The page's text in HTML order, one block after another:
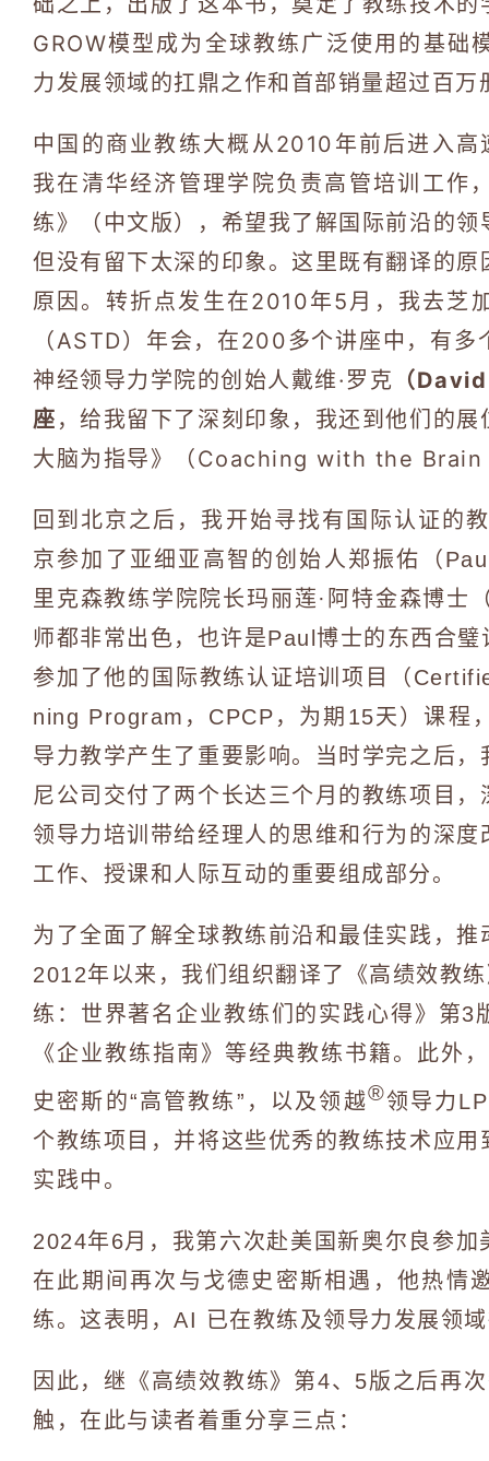
GROW模型成为全球教练广泛使用的基础
力发展领域的扛鼎之作和首部销量超过百万
中国的商业教练大概从2010年前后进入
我在清华经济管理学院负责高管培训工作
练》（中文版），希望我了解国际前沿的
但没有留下太深的印象。这里既有翻译的
原因。转折点发生在2010年5月，我去芝
（ASTD）年会，在200多个讲座中，有
神经领导力学院的创始人戴维·罗克 （
座 ，给我留下了深刻印象，我还到他们的
大脑为指导》（Coaching with the
回到北京之后，我开始寻找有国际认证的
京参加了亚细亚高智的创始人郑振佑（
里克森教练学院院长玛丽莲·阿特金森博士
师都非常出色，也许是Paul博士的东西合
参加了他的国际教练认证培训项目（
ning Program，CPCP，为期15天）课程
导力教学产生了重要影响。当时学完之后
尼公司交付了两个长达三个月的教练项目
领导力培训带给经理人的思维和行为的深
工作、授课和人际互动的重要组成部分。
为了全面了解全球教练前沿和最佳实践，
2012年以来，我们组织翻译了《高绩效教
练：世界著名企业教练们的实践心得》第3
《企业教练指南》等经典教练书籍。此外
史密斯的“高管教练”，以及领越®领导力
个教练项目，并将这些优秀的教练技术应
实践中。
2024年6月，我第六次赴美国新奥尔良参
在此期间再次与戈德史密斯相遇，他热情
练。这表明，AI 已在教练及领导力发展领
因此，继《高绩效教练》第4、5版之后再
触，在此与读者着重分享三点：